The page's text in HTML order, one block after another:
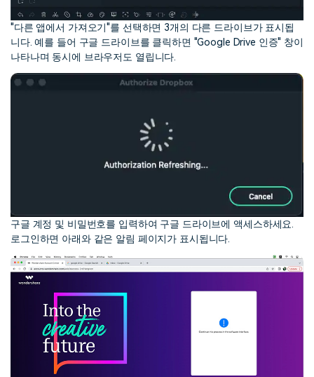
"다른 앱에서 가져오기"를 선택하면 3개의 다른 드라이브가 표시됩
니다. 예를 들어 구글 드라이브를 클릭하면 "Google Drive 인증" 창이
나타나며 동시에 브라우저도 열립니다.
구글 계정 및 비밀번호를 입력하여 구글 드라이브에 액세스하세요.
로그인하면 아래와 같은 알림 페이지가 표시됩니다.